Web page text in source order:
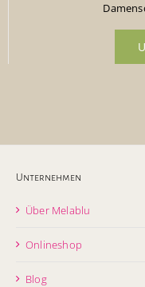
Unternehmen
Über Melablu
Onlineshop
Blog